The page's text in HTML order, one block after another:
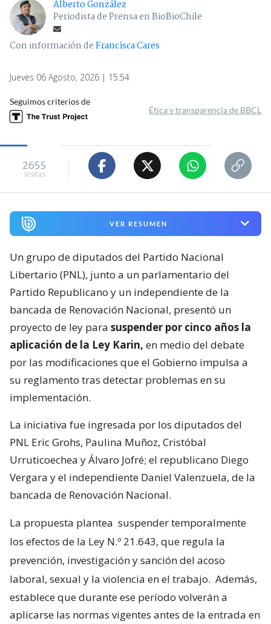
Alberto González
Periodista de Prensa en BioBioChile
Con información deFrancisca Cares
Jueves 06 Agosto, 2026 | 15:54
Seguimos criterios de
Ética y transparencia de BBCL
2655
visitas
VER RESUMEN
Un grupo de diputados del Partido Nacional
Libertario (PNL), junto a un parlamentario del
Partido Republicano y un independiente de la
bancada de Renovación Nacional, presentó un
proyecto de ley para suspender por cinco años la
aplicación de la Ley Karin, en medio del debate
por las modificaciones que el Gobierno impulsa a
su reglamento tras detectar problemas en su
implementación.
La iniciativa fue ingresada por los diputados del
PNL Eric Grohs, Paulina Muñoz, Cristóbal
Urruticoechea y Álvaro Jofré; el republicano Diego
Vergara y el independiente Daniel Valenzuela, de la
bancada de Renovación Nacional.
La propuesta plantea suspender temporalmente
los efectos de la Ley N.º 21.643, que regula la
prevención, investigación y sanción del acoso
laboral, sexual y la violencia en el trabajo. Además,
establece que durante ese período volverán a
aplicarse las normas vigentes antes de la entrada en